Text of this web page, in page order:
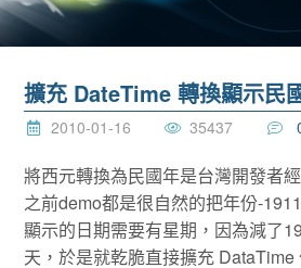
擴充 DateTime 轉換顯示民
2010-01-16 35437
將西元轉換為民國年是台灣開發者
之前demo都是很自然的把年份-
顯示的日期需要有星期，因為減了
天，於是就乾脆直接擴充